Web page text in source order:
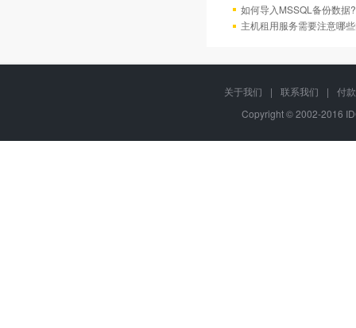
如何导入MSSQL备份数据
主机租用服务需要注意哪
关于我们 | 联系我们 |
付
Copyright © 2002-2016